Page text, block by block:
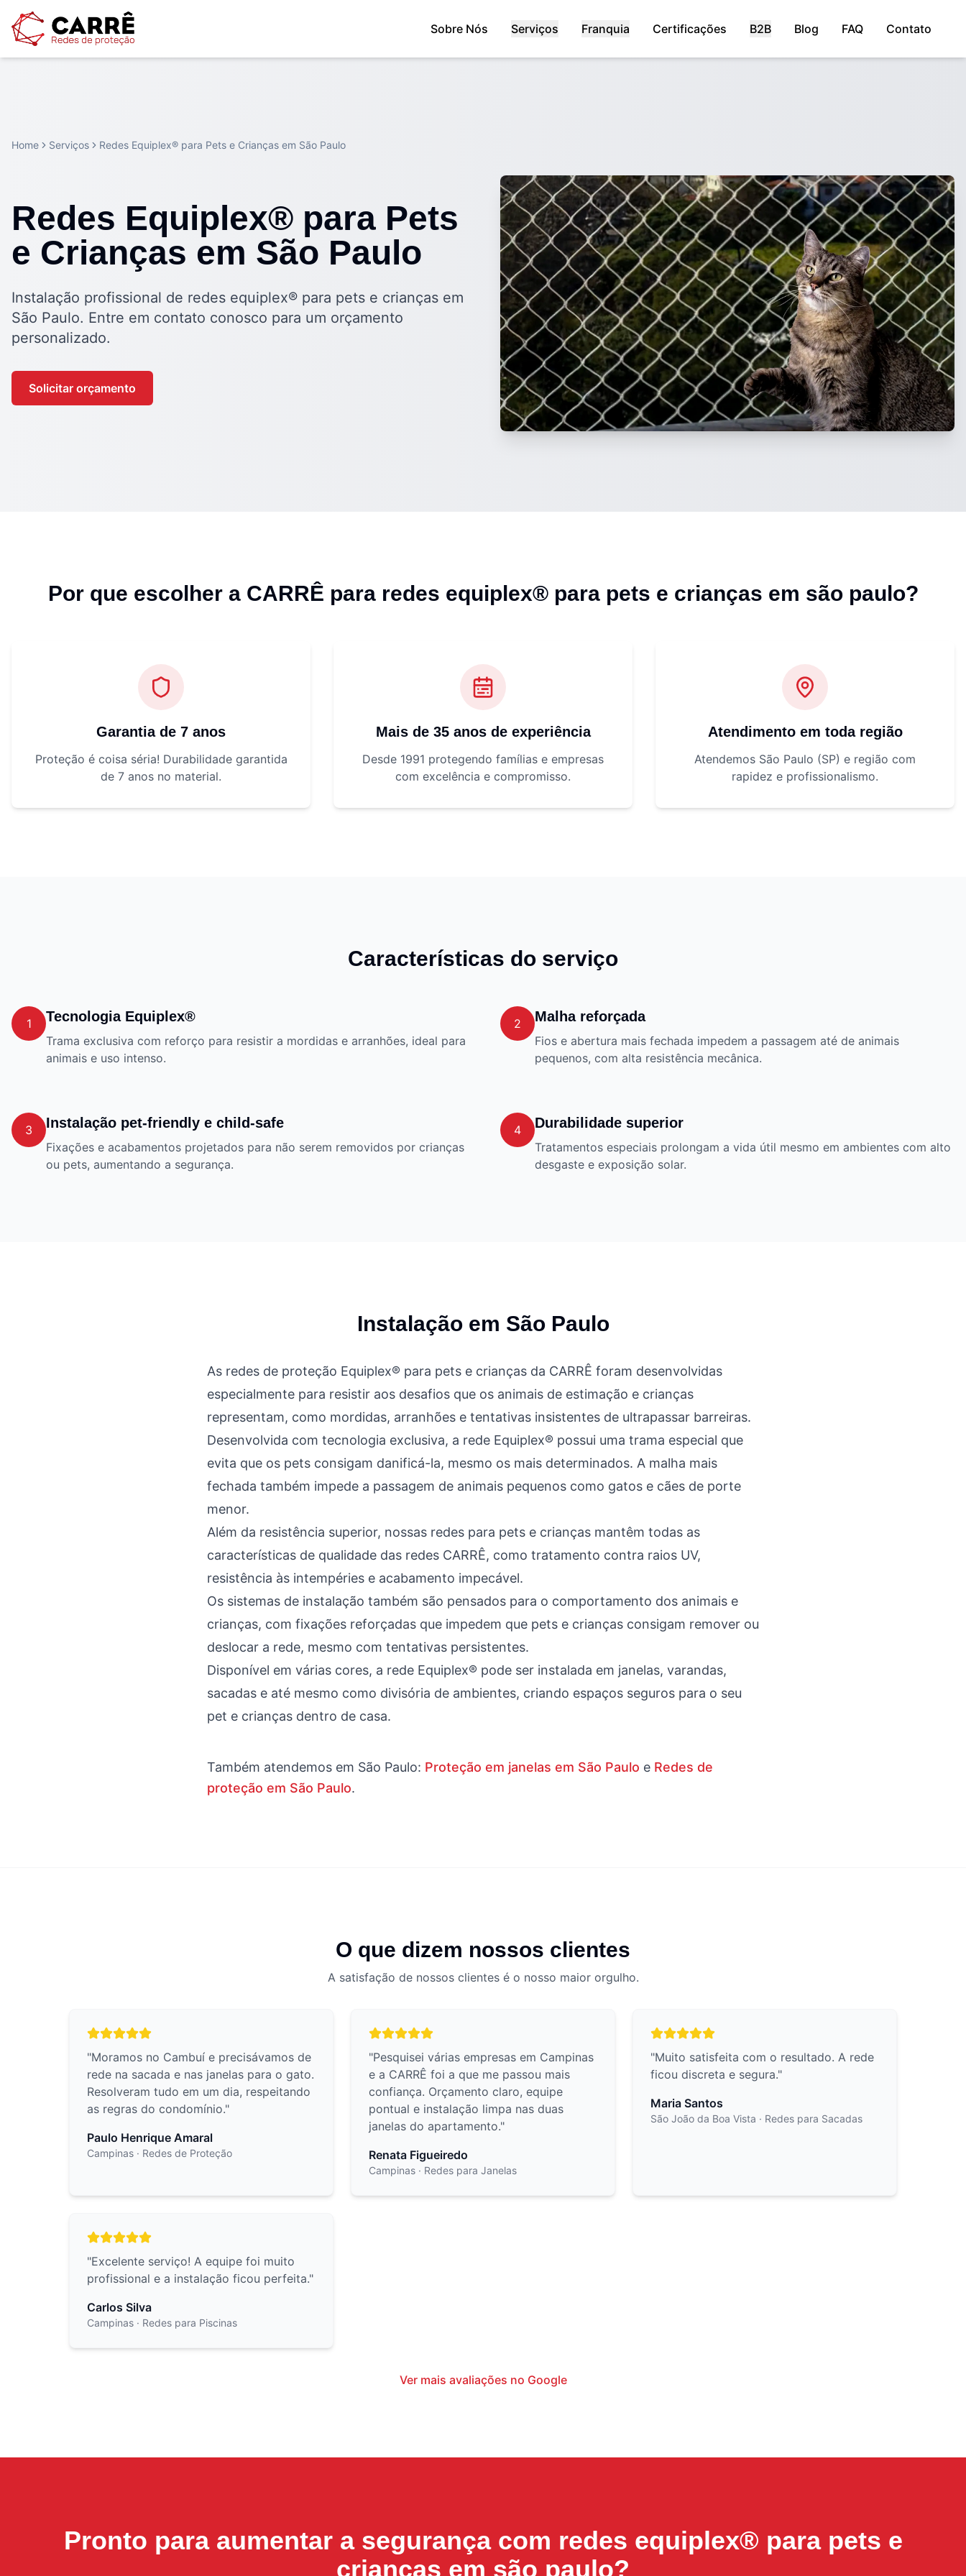
Sobre Nós Serviços Franquia Certificações B2B Blog FAQ Contato
Home Serviços Redes Equiplex® para Pets e Crianças em São Paulo
Redes Equiplex® para Pets
e Crianças em São Paulo
Instalação profissional de redes equiplex® para pets e crianças em
São Paulo. Entre em contato conosco para um orçamento
personalizado.
Solicitar orçamento
Por que escolher a CARRÊ para redes equiplex® para pets e crianças em são paulo?
Garantia de 7 anos
Proteção é coisa séria! Durabilidade garantida
de 7 anos no material.
Mais de 35 anos de experiência
Desde 1991 protegendo famílias e empresas
com excelência e compromisso.
Atendimento em toda região
Atendemos São Paulo (SP) e região com
rapidez e profissionalismo.
Características do serviço
1 Tecnologia Equiplex®
Trama exclusiva com reforço para resistir a mordidas e arranhões, ideal para
animais e uso intenso.
2 Malha reforçada
Fios e abertura mais fechada impedem a passagem até de animais
pequenos, com alta resistência mecânica.
3 Instalação pet-friendly e child-safe
Fixações e acabamentos projetados para não serem removidos por crianças
ou pets, aumentando a segurança.
4 Durabilidade superior
Tratamentos especiais prolongam a vida útil mesmo em ambientes com alto
desgaste e exposição solar.
Instalação em São Paulo
As redes de proteção Equiplex® para pets e crianças da CARRÊ foram desenvolvidas
especialmente para resistir aos desafios que os animais de estimação e crianças
representam, como mordidas, arranhões e tentativas insistentes de ultrapassar barreiras.
Desenvolvida com tecnologia exclusiva, a rede Equiplex® possui uma trama especial que
evita que os pets consigam danificá-la, mesmo os mais determinados. A malha mais
fechada também impede a passagem de animais pequenos como gatos e cães de porte
menor.
Além da resistência superior, nossas redes para pets e crianças mantêm todas as
características de qualidade das redes CARRÊ, como tratamento contra raios UV,
resistência às intempéries e acabamento impecável.
Os sistemas de instalação também são pensados para o comportamento dos animais e
crianças, com fixações reforçadas que impedem que pets e crianças consigam remover ou
deslocar a rede, mesmo com tentativas persistentes.
Disponível em várias cores, a rede Equiplex® pode ser instalada em janelas, varandas,
sacadas e até mesmo como divisória de ambientes, criando espaços seguros para o seu
pet e crianças dentro de casa.
Também atendemos em São Paulo: Proteção em janelas em São Paulo e Redes de
proteção em São Paulo.
O que dizem nossos clientes
A satisfação de nossos clientes é o nosso maior orgulho.
"Moramos no Cambuí e precisávamos de
rede na sacada e nas janelas para o gato.
Resolveram tudo em um dia, respeitando
as regras do condomínio."
Paulo Henrique Amaral
Campinas · Redes de Proteção
"Pesquisei várias empresas em Campinas
e a CARRÊ foi a que me passou mais
confiança. Orçamento claro, equipe
pontual e instalação limpa nas duas
janelas do apartamento."
Renata Figueiredo
Campinas · Redes para Janelas
"Muito satisfeita com o resultado. A rede
ficou discreta e segura."
Maria Santos
São João da Boa Vista · Redes para Sacadas
"Excelente serviço! A equipe foi muito
profissional e a instalação ficou perfeita."
Carlos Silva
Campinas · Redes para Piscinas
Ver mais avaliações no Google
Pronto para aumentar a segurança com redes equiplex® para pets e
crianças em são paulo?